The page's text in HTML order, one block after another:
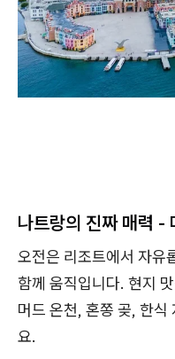
나트랑의 진짜 매력 -
오전은 리조트에서 자유
함께 움직입니다. 현지
머드 온천, 혼쫑 곶, 한식
요.